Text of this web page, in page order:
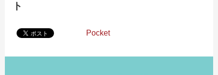
ト
Pocket